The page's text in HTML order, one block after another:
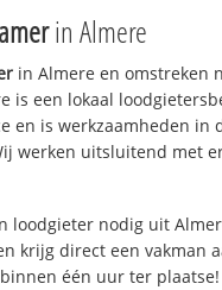
in Almere
in Almere en omstreken
is een lokaal
en is werkzaamheden in
werken uitsluitend met
loodgieter nodig uit
krijg direct een vakman
één uur ter plaatse!